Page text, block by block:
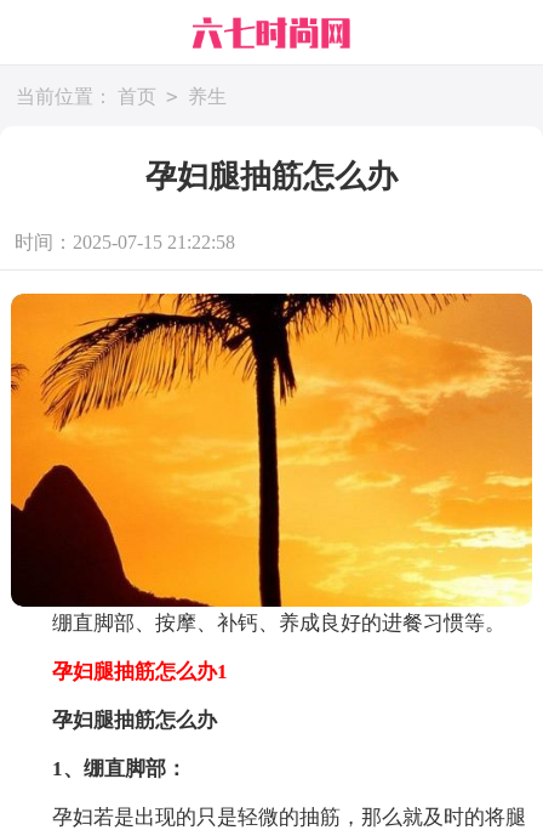
当前位置： 首页 > 养生
孕妇腿抽筋怎么办
时间：2025-07-15 21:22:58
绷直脚部、按摩、补钙、养成良好的进餐习惯等。
孕妇腿抽筋怎么办1
孕妇腿抽筋怎么办
1、绷直脚部：
孕妇若是出现的只是轻微的抽筋，那么就及时的将腿